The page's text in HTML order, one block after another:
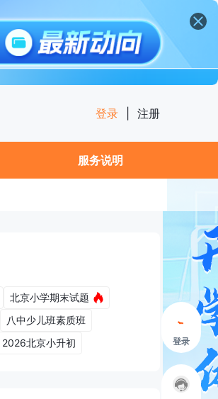
登录
登录 注册
服务说明
北京小学期末试题
八中少儿班素质班
2026北京小升初